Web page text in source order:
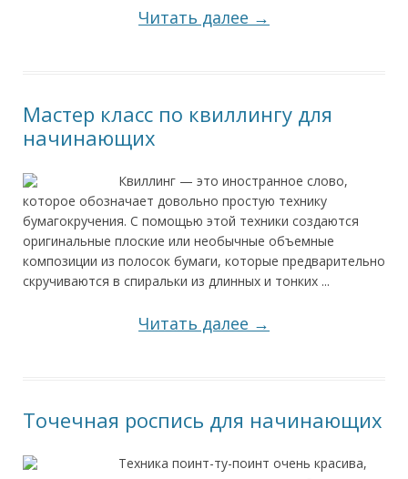
Читать далее →
Мастер класс по квиллингу для
начинающих
Квиллинг — это иностранное слово,
которое обозначает довольно простую технику
бумагокручения. С помощью этой техники создаются
оригинальные плоские или необычные объемные
композиции из полосок бумаги, которые предварительно
скручиваются в спиральки из длинных и тонких ...
Читать далее →
Точечная роспись для начинающих
Техника поинт-ту-поинт очень красива,